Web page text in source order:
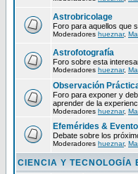
Astrobricolage
Foro para aquellos que
Moderadores hueznar,
Astrofotografía
Foro sobre esta
Moderadores hueznar,
Observación
Foro para exponer y
aprender de la
Moderadores hueznar,
Efemérides &
Debate sobre los
Moderadores hueznar,
CIENCIA Y TECNOLOGÍA